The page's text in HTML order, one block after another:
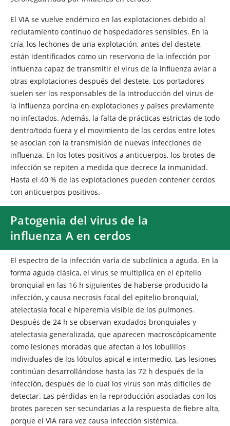
El VIA se vuelve endémico en las explotaciones debido al
reclutamiento continuo de hospedadores sensibles. En la
cría, los lechones de una explotación, antes del destete,
están identificados como un reservorio de la infección por
influenza capaz de transmitir el virus de la influenza aviar a
otras explotaciones después del destete. Los portadores
suelen ser los responsables de la introducción del virus de
la influenza porcina en explotaciones y países previamente
no infectados. Además, la falta de prácticas estrictas de todo
dentro/todo fuera y el movimiento de los cerdos entre lotes
se asocian con la transmisión de nuevas infecciones de
influenza. En los lotes positivos a anticuerpos, los brotes de
infección se repiten a medida que decrece la inmunidad.
Hasta el 40 % de las explotaciones pueden contener cerdos
con anticuerpos positivos.
Patogenia del virus de la
influenza A en cerdos
El espectro de la infección varía de subclínica a aguda. En la
forma aguda clásica, el virus se multiplica en el epitelio
bronquial en las 16 h siguientes de haberse producido la
infección, y causa necrosis focal del epitelio bronquial,
atelectasia focal e hiperemia visible de los pulmones.
Después de 24 h se observan exudados bronquiales y
atelectasia generalizada, que aparecen macroscópicamente
como lesiones moradas que afectan a los lobulillos
individuales de los lóbulos apical e intermedio. Las lesiones
continúan desarrollándose hasta las 72 h después de la
infección, después de lo cual los virus son más difíciles de
detectar. Las pérdidas en la reproducción asociadas con los
brotes parecen ser secundarias a la respuesta de fiebre alta,
porque el VIA rara vez causa infección sistémica.